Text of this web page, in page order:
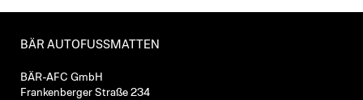
BÄR AUTOFUSSMATTEN
BÄR-AFC GmbH
Frankenberger Straße 234